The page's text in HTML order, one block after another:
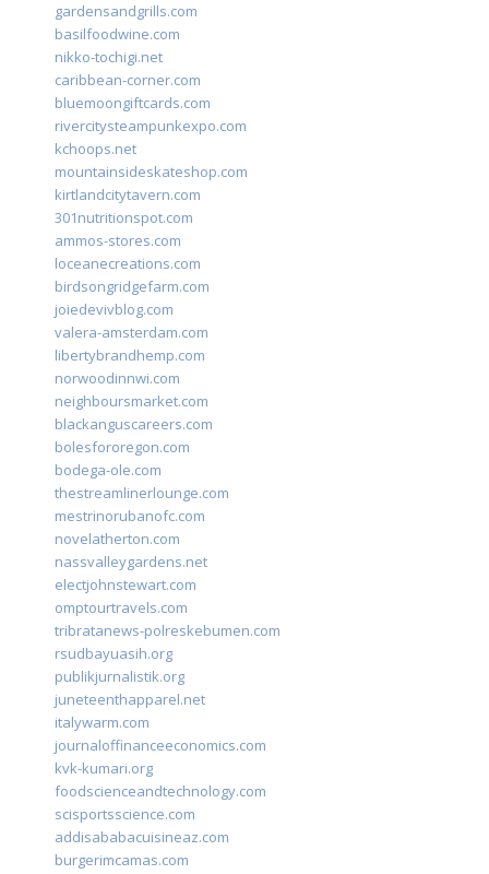
gardensandgrills.com
basilfoodwine.com
nikko-tochigi.net
caribbean-corner.com
bluemoongiftcards.com
rivercitysteampunkexpo.com
kchoops.net
mountainsideskateshop.com
kirtlandcitytavern.com
301nutritionspot.com
ammos-stores.com
loceanecreations.com
birdsongridgefarm.com
joiedevivblog.com
valera-amsterdam.com
libertybrandhemp.com
norwoodinnwi.com
neighboursmarket.com
blackanguscareers.com
bolesfororegon.com
bodega-ole.com
thestreamlinerlounge.com
mestrinorubanofc.com
novelatherton.com
nassvalleygardens.net
electjohnstewart.com
omptourtravels.com
tribratanews-polreskebumen.com
rsudbayuasih.org
publikjurnalistik.org
juneteenthapparel.net
italywarm.com
journaloffinanceeconomics.com
kvk-kumari.org
foodscienceandtechnology.com
scisportsscience.com
addisababacuisineaz.com
burgerimcamas.com